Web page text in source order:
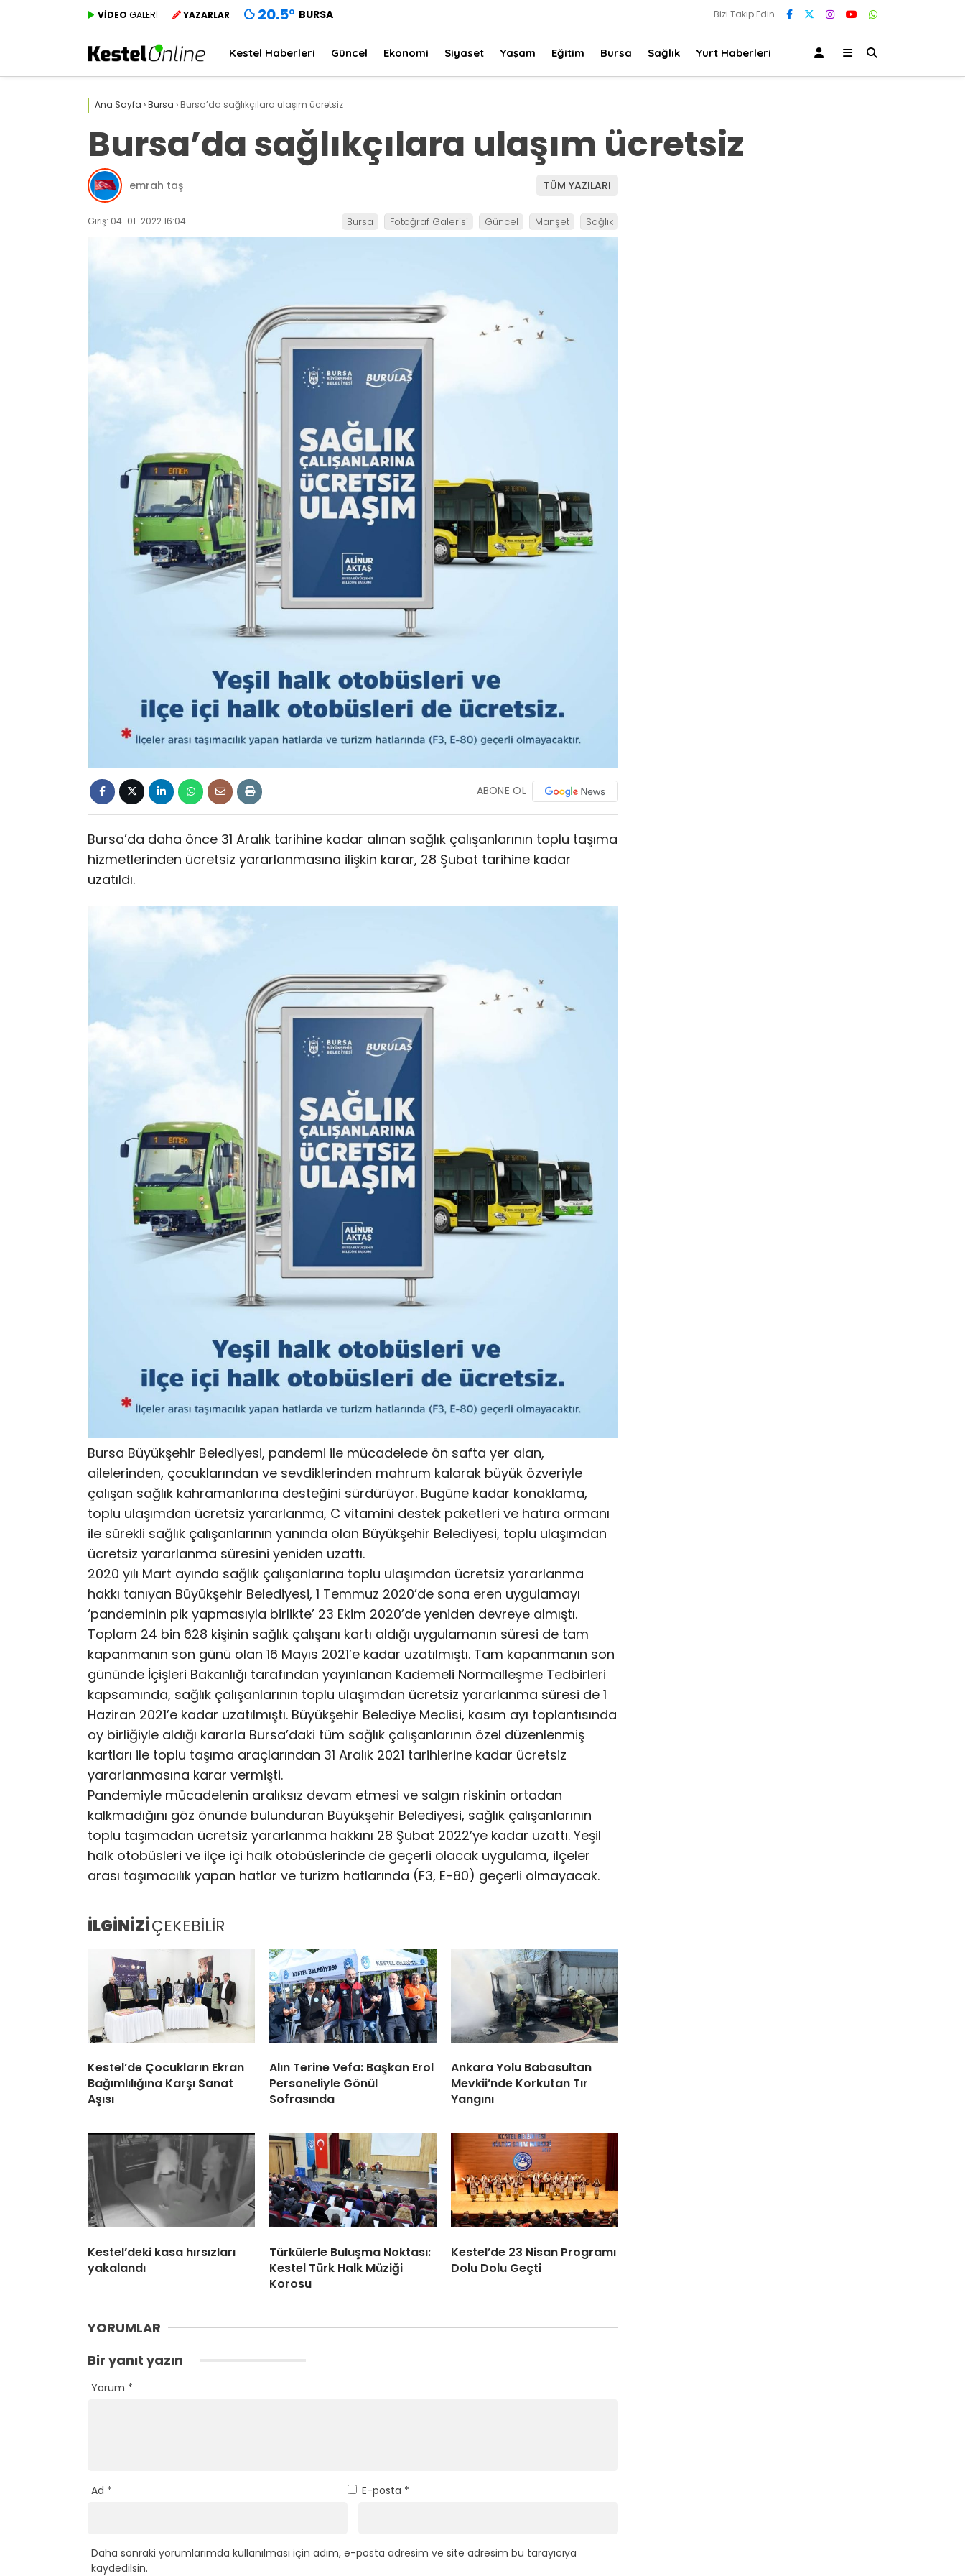
VİDEO GALERİ YAZARLAR 20.5° BURSA Bizi Takip Edin
Kestel Haberleri Güncel Ekonomi Siyaset Yaşam Eğitim Bursa Sağlık Yurt Haberleri
Ana Sayfa ›Bursa › Bursa’da sağlıkçılara ulaşım ücretsiz
Bursa’da sağlıkçılara ulaşım ücretsiz
emrah taş TÜM YAZILARI
Giriş: 04-01-2022 16:04 Bursa Fotoğraf Galerisi Güncel Manşet Sağlık
ABONE OL
Bursa’da daha önce 31 Aralık tarihine kadar alınan sağlık çalışanlarının toplu taşıma
hizmetlerinden ücretsiz yararlanmasına ilişkin karar, 28 Şubat tarihine kadar
uzatıldı.
Bursa Büyükşehir Belediyesi, pandemi ile mücadelede ön safta yer alan,
ailelerinden, çocuklarından ve sevdiklerinden mahrum kalarak büyük özveriyle
çalışan sağlık kahramanlarına desteğini sürdürüyor. Bugüne kadar konaklama,
toplu ulaşımdan ücretsiz yararlanma, C vitamini destek paketleri ve hatıra ormanı
ile sürekli sağlık çalışanlarının yanında olan Büyükşehir Belediyesi, toplu ulaşımdan
ücretsiz yararlanma süresini yeniden uzattı.
2020 yılı Mart ayında sağlık çalışanlarına toplu ulaşımdan ücretsiz yararlanma
hakkı tanıyan Büyükşehir Belediyesi, 1 Temmuz 2020’de sona eren uygulamayı
‘pandeminin pik yapmasıyla birlikte’ 23 Ekim 2020’de yeniden devreye almıştı.
Toplam 24 bin 628 kişinin sağlık çalışanı kartı aldığı uygulamanın süresi de tam
kapanmanın son günü olan 16 Mayıs 2021’e kadar uzatılmıştı. Tam kapanmanın son
gününde İçişleri Bakanlığı tarafından yayınlanan Kademeli Normalleşme Tedbirleri
kapsamında, sağlık çalışanlarının toplu ulaşımdan ücretsiz yararlanma süresi de 1
Haziran 2021’e kadar uzatılmıştı. Büyükşehir Belediye Meclisi, kasım ayı toplantısında
oy birliğiyle aldığı kararla Bursa’daki tüm sağlık çalışanlarının özel düzenlenmiş
kartları ile toplu taşıma araçlarından 31 Aralık 2021 tarihlerine kadar ücretsiz
yararlanmasına karar vermişti.
Pandemiyle mücadelenin aralıksız devam etmesi ve salgın riskinin ortadan
kalkmadığını göz önünde bulunduran Büyükşehir Belediyesi, sağlık çalışanlarının
toplu taşımadan ücretsiz yararlanma hakkını 28 Şubat 2022’ye kadar uzattı. Yeşil
halk otobüsleri ve ilçe içi halk otobüslerinde de geçerli olacak uygulama, ilçeler
arası taşımacılık yapan hatlar ve turizm hatlarında (F3, E-80) geçerli olmayacak.
İLGİNİZİÇEKEBİLİR
Kestel’de Çocukların Ekran
Bağımlılığına Karşı Sanat
Aşısı
Alın Terine Vefa: Başkan Erol
Personeliyle Gönül
Sofrasında
Ankara Yolu Babasultan
Mevkii’nde Korkutan Tır
Yangını
Kestel’deki kasa hırsızları
yakalandı
Türkülerle Buluşma Noktası:
Kestel Türk Halk Müziği
Korosu
Kestel’de 23 Nisan Programı
Dolu Dolu Geçti
YORUMLAR
Bir yanıt yazın
Yorum *
Ad * E-posta *
Daha sonraki yorumlarımda kullanılması için adım, e-posta adresim ve site adresim bu tarayıcıya
kaydedilsin.